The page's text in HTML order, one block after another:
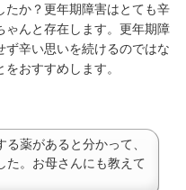
たか？更年期障害はとても辛
ゃんと存在します。更年期障
辛い思いを続けるのではな
おすすめします。
薬があると分かって、
た。お母さんにも教えて